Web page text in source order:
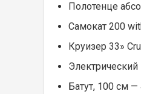
Полотенце
Самокат 200
Круизер 33»
Батут, 100 см —